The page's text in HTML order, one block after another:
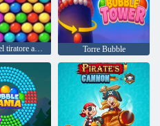
Riavvio del tiratore a bolle Torre Bubble